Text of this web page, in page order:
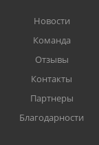
Новости
Команда
Отзывы
Контакты
Партнеры
Благодарности